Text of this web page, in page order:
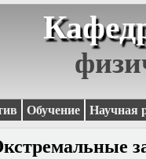
Обучение Научная